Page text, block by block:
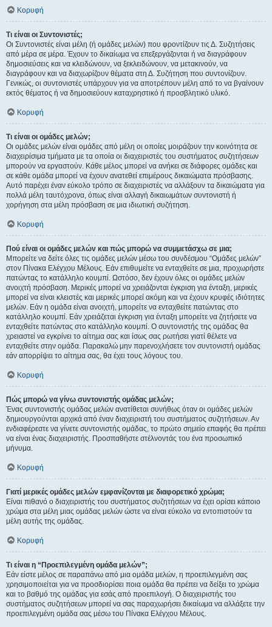
Κορυφή
Τι είναι οι Συντονιστές;
Οι Συντονιστές είναι μέλη (ή ομάδες μελών) που φροντίζουν τις Δ. Συζητήσεις
από μέρα σε μέρα. Έχουν το δικαίωμα να επεξεργάζονται ή να διαγράφουν
δημοσιεύσεις και να κλειδώνουν, να ξεκλειδώνουν, να μετακινούν, να
διαγράφουν και να διαχωρίζουν θέματα στη Δ. Συζήτηση που συντονίζουν.
Γενικώς, οι συντονιστές υπάρχουν για να αποτρέπουν μέλη από το να βγαίνουν
εκτός θέματος ή να δημοσιεύουν καταχρηστικό ή προσβλητικό υλικό.
Κορυφή
Τι είναι οι ομάδες μελών;
Οι ομάδες μελών είναι ομάδες από μέλη οι οποίες μοιράζουν την κοινότητα σε
διαχειρίσιμα τμήματα με τα οποία οι διαχειριστές του συστήματος συζητήσεων
μπορούν να εργαστούν. Κάθε μέλος μπορεί να ανήκει σε διάφορες ομάδες και
σε κάθε ομάδα μπορεί να έχουν ανατεθεί επιμέρους δικαιώματα πρόσβασης.
Αυτό παρέχει έναν εύκολο τρόπο σε διαχειριστές να αλλάξουν τα δικαιώματα για
πολλά μέλη ταυτόχρονα, όπως είναι αλλαγή δικαιωμάτων συντονιστή ή
χορήγηση στα μέλη πρόσβαση σε μια ιδιωτική συζήτηση.
Κορυφή
Πού είναι οι ομάδες μελών και πώς μπορώ να συμμετάσχω σε μια;
Μπορείτε να δείτε όλες τις ομάδες μελών μέσω του συνδέσμου “Ομάδες μελών”
στον Πίνακα Ελέγχου Μέλους. Εάν επιθυμείτε να ενταχθείτε σε μια, προχωρήστε
πατώντας το κατάλληλο κουμπί. Ωστόσο, δεν έχουν όλες οι ομάδες μελών
ανοιχτή πρόσβαση. Μερικές μπορεί να χρειάζονται έγκριση για ένταξη, μερικές
μπορεί να είναι κλειστές και μερικές μπορεί ακόμη και να έχουν κρυφές ιδιότητες
μελών. Εάν η ομάδα είναι ανοιχτή, μπορείτε να ενταχθείτε πατώντας στο
κατάλληλο κουμπί. Εάν χρειάζεται έγκριση για ένταξη μπορείτε να ζητήσετε να
ενταχθείτε πατώντας στο κατάλληλο κουμπί. Ο συντονιστής της ομάδας θα
χρειαστεί να εγκρίνει το αίτημα σας και ίσως σας ρωτήσει γιατί θέλετε να
ενταχθείτε στην ομάδα. Παρακαλώ μην παρενοχλήσετε τον συντονιστή ομάδας
εάν απορρίψει το αίτημα σας, θα έχει τους λόγους του.
Κορυφή
Πώς μπορώ να γίνω συντονιστής ομάδας μελών;
Ένας συντονιστής ομάδας μελών ανατίθεται συνήθως όταν οι ομάδες μελών
δημιουργούνται αρχικά από έναν διαχειριστή του συστήματος συζητήσεων. Αν
ενδιαφέρεστε να γίνετε συντονιστής ομάδας, το πρώτο σημείο επαφής θα πρέπει
να είναι ένας διαχειριστής. Προσπαθήστε στέλνοντάς του ένα προσωπικό
μήνυμα.
Κορυφή
Γιατί μερικές ομάδες μελών εμφανίζονται με διαφορετικό χρώμα;
Είναι πιθανό ο διαχειριστής του συστήματος συζητήσεων να έχει ορίσει κάποιο
χρώμα στα μέλη μιας ομάδας μελών ώστε να είναι εύκολο να εντοπιστούν τα
μέλη αυτής της ομάδας.
Κορυφή
Τι είναι η “Προεπιλεγμένη ομάδα μελών”;
Εάν είστε μέλος σε παραπάνω από μια ομάδα μελών, η προεπιλεγμένη σας
χρησιμοποιείται για να προσδιορίσει ποια ομάδα θα πρέπει να δείξει το χρώμα
και το βαθμό της ομάδας για εσάς από προεπιλογή. Ο διαχειριστής του
συστήματος συζητήσεων μπορεί να σας παραχωρήσει δικαίωμα να αλλάξετε την
προεπιλεγμένη ομάδα σας μέσω του Πίνακα Ελέγχου Μέλους.